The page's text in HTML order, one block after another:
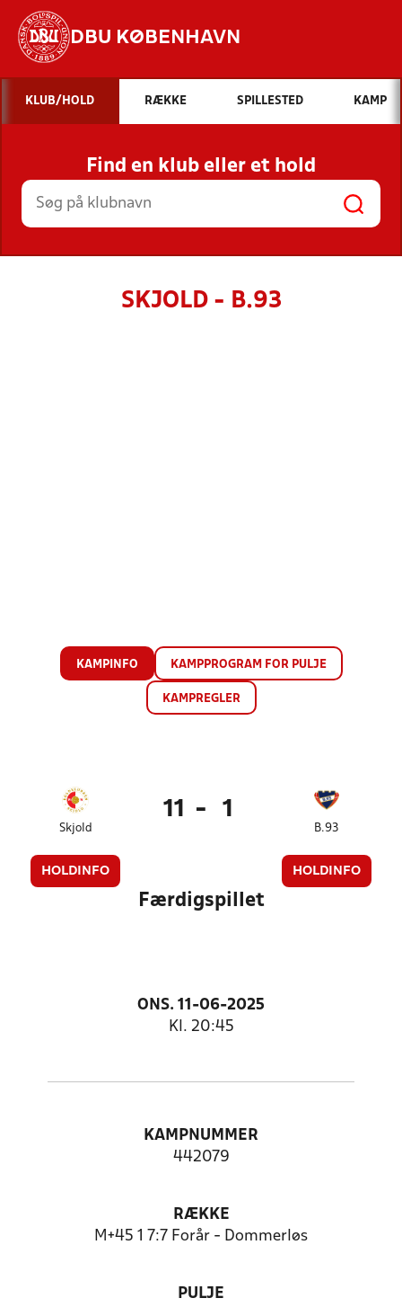
DBU KØBENHAVN
Hvad vil du søge efter?
INDHOLD OG NYHEDER
STILLINGER, RESULTATER, KLUBBER OG
HOLD
KLUB/HOLD RÆKKE SPILLESTED KAMP
Find en klub eller et hold
SKJOLD - B.93
KAMPINFO KAMPPROGRAM FOR PULJE
KAMPREGLER
Skjold
HOLDINFO
11 - 1
B.93
HOLDINFO
Færdigspillet
ONS. 11-06-2025
Kl. 20:45
KAMPNUMMER
442079
RÆKKE
M+45 1 7:7 Forår - Dommerløs
PULJE